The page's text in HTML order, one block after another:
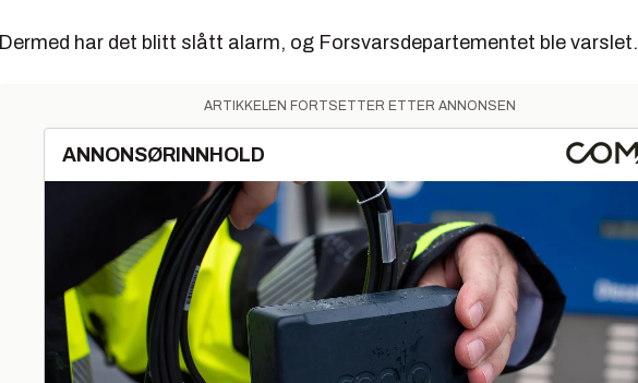
Dermed har det blitt slått alarm, og Forsvarsdepartementet ble varslet.
ARTIKKELEN FORTSETTER ETTER ANNONSEN
ANNONSØRINNHOLD